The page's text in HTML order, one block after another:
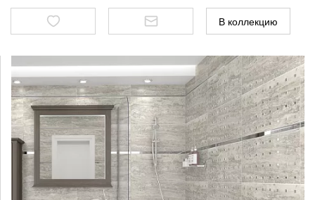
В коллекцию